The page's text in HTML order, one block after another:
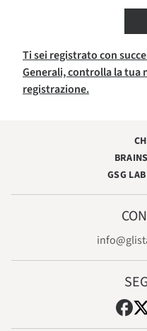
Ti sei registrato con
Generali, controlla la tua
registrazione.
GSG